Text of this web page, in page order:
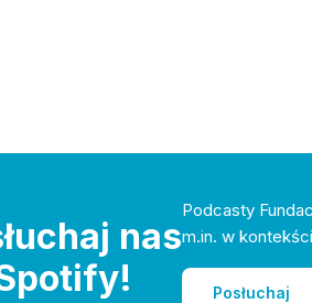
nas
Podcasty
m.in. w
Posłuchaj